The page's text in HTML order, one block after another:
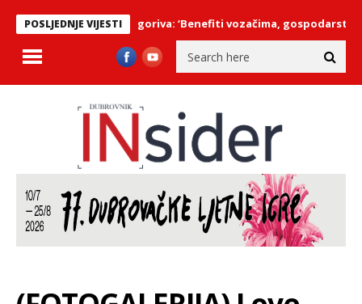
POSLJEDNJE VIJESTI
cijena goriva: ‘Benefiti vozačima, gospodarstvu i